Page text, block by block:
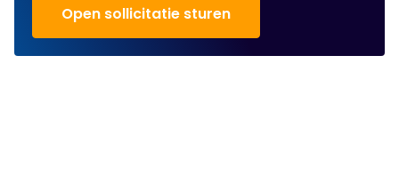
Open sollicitatie sturen